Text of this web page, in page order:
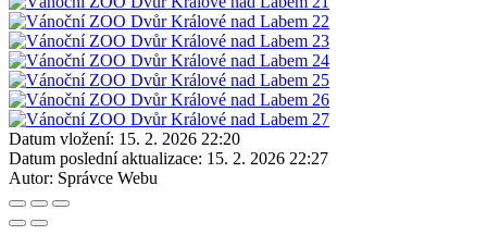
Datum vložení: 15. 2. 2026 22:20
Datum poslední aktualizace: 15. 2. 2026 22:27
Autor: Správce Webu